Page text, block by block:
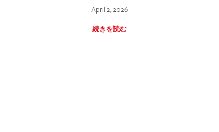
April 2, 2026
続きを読む